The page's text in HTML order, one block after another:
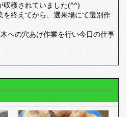
収穫されていました(^^)
を終えてから、選果場にて選別作
への穴あけ作業を行い今日の仕事